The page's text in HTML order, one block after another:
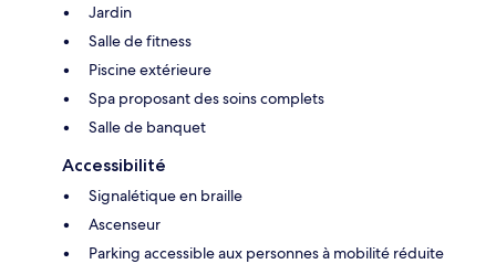
Jardin
Salle de fitness
Piscine extérieure
Spa proposant des soins complets
Salle de banquet
Accessibilité
Signalétique en braille
Ascenseur
Parking accessible aux personnes à mobilité réduite